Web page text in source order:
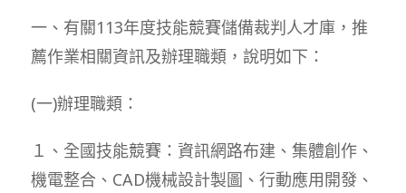
一、有關113年度技能競賽儲備裁判人才庫，推
薦作業相關資訊及辦理職類，說明如下：
(一)辦理職類：
１、全國技能競賽：資訊網路布建、集體創作、
機電整合、CAD機械設計製圖、行動應用開發、